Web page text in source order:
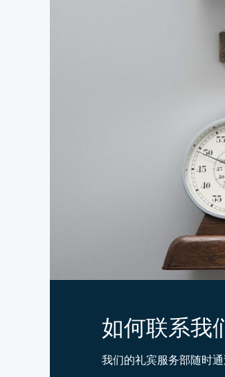
如何联系我
我们的礼宾服务部随时